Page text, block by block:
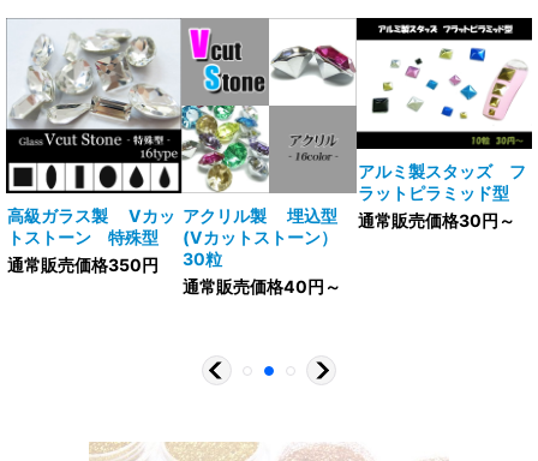
高級ガラス製 Vカッ
トストーン 特殊型
通常販売価格350円
アクリル製 埋込型
(Vカットストーン）
30粒
通常販売価格40円～
アルミ製スタッズ フ
ラットピラミッド型
通常販売価格30円～